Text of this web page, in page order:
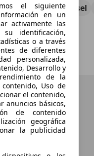
79.000 km Diésel
laterales
el siguiente
en un
activamente las
identificación,
o a través
de diferentes
personalizada,
Desarrollo y
de la
Uso de
el contenido,
anuncios básicos,
de contenido
geográfica
la publicidad